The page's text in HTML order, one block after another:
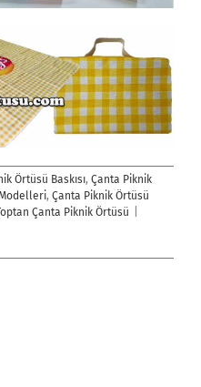
Örtüsü Baskısı, Çanta Piknik
, Çanta Piknik Örtüsü
Çanta Piknik Örtüsü
için